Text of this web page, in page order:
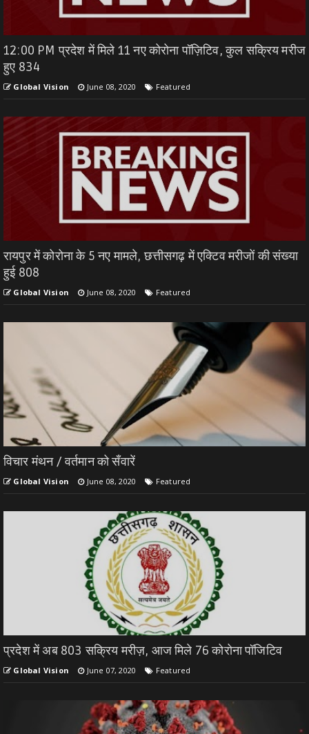
12:00 PM प्रदेश में मिले 11 नए कोरोना पॉज़िटिव, कुल सक्रिय मरीज
हुए 834
Global Vision June 08, 2020 Featured
रायपुर में कोरोना के 5 नए मामले, छत्तीसगढ़ में एक्टिव मरीजों की संख्या
हुई 808
Global Vision June 08, 2020 Featured
विचार मंथन / वर्तमान को सँवारें
Global Vision June 08, 2020 Featured
प्रदेश में अब 803 सक्रिय मरीज़, आज मिले 76 कोरोना पॉजिटिव
Global Vision June 07, 2020 Featured